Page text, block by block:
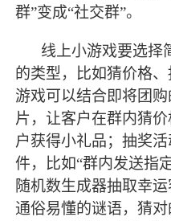
群”变成“社交群”。
线上小游戏要选择
的类型，比如猜价格
游戏可以结合即将团
片，让客户在群内猜价
户获得小礼品；抽奖
件，比如“群内发送指
随机数生成器抽取幸
通俗易懂的谜语，猜